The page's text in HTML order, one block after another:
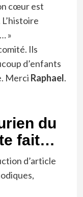
cœur est
»
Ils
d’enfants
Merci Raphael.
du
fait…
d’article